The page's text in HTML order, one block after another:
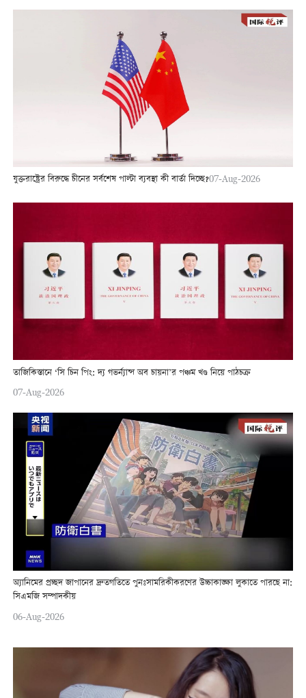
যুক্তরাষ্ট্রের বিরুদ্ধে চীনের সর্বশেষ পাল্টা ব্যবস্থা কী বার্তা দিচ্ছে?07-Aug-2026
তাজিকিস্তানে ‘সি চিন পিং: দ্য গভর্ন্যান্স অব চায়না’র পঞ্চম খণ্ড নিয়ে পাঠচক্র
07-Aug-2026
অ্যানিমের প্রচ্ছদ জাপানের দ্রুতগতিতে পুনঃসামরিকীকরণের উচ্চাকাঙ্ক্ষা লুকাতে পারছে না:
সিএমজি সম্পাদকীয়
06-Aug-2026